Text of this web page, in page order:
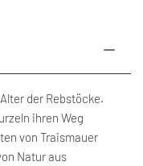
der Rebstöcke.
ihren Weg
von Traismauer
Natur aus